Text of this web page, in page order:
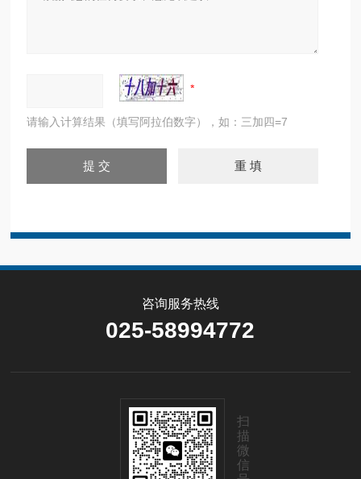
请输入计算结果（填写阿拉伯数字），如：三加四=7
咨询服务热线
025-58994772
扫
描
微
信